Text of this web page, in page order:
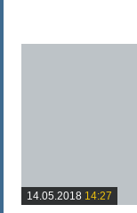
14.05.2018 14:27